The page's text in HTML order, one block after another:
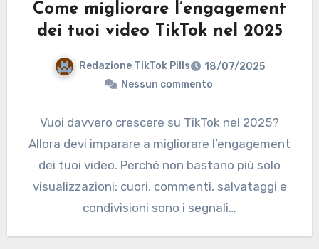
Come migliorare l’engagement
dei tuoi video TikTok nel 2025
Redazione TikTok Pills
18/07/2025
Nessun commento
Vuoi davvero crescere su TikTok nel 2025?
Allora devi imparare a migliorare l’engagement
dei tuoi video. Perché non bastano più solo
visualizzazioni: cuori, commenti, salvataggi e
condivisioni sono i segnali…